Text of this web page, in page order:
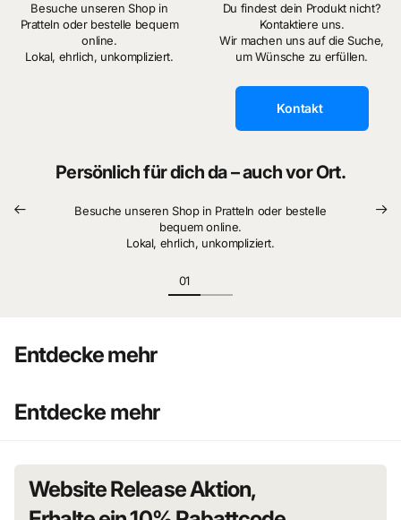
Besuche unseren Shop in
Pratteln oder bestelle bequem
online.
Lokal, ehrlich, unkompliziert.
Du findest dein Produkt nicht?
Kontaktiere uns.
Wir machen uns auf die Suche,
um Wünsche zu erfüllen.
Kontakt
Persönlich für dich da – auch vor Ort.
Besuche unseren Shop in Pratteln oder bestelle
bequem online.
Lokal, ehrlich, unkompliziert.
Entdecke mehr
Entdecke mehr
Website Release Aktion,